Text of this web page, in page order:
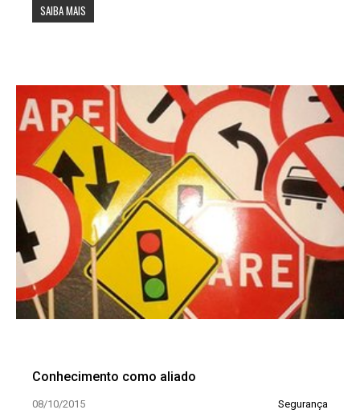
SAIBA MAIS
Conhecimento como aliado
08/10/2015 Segurança